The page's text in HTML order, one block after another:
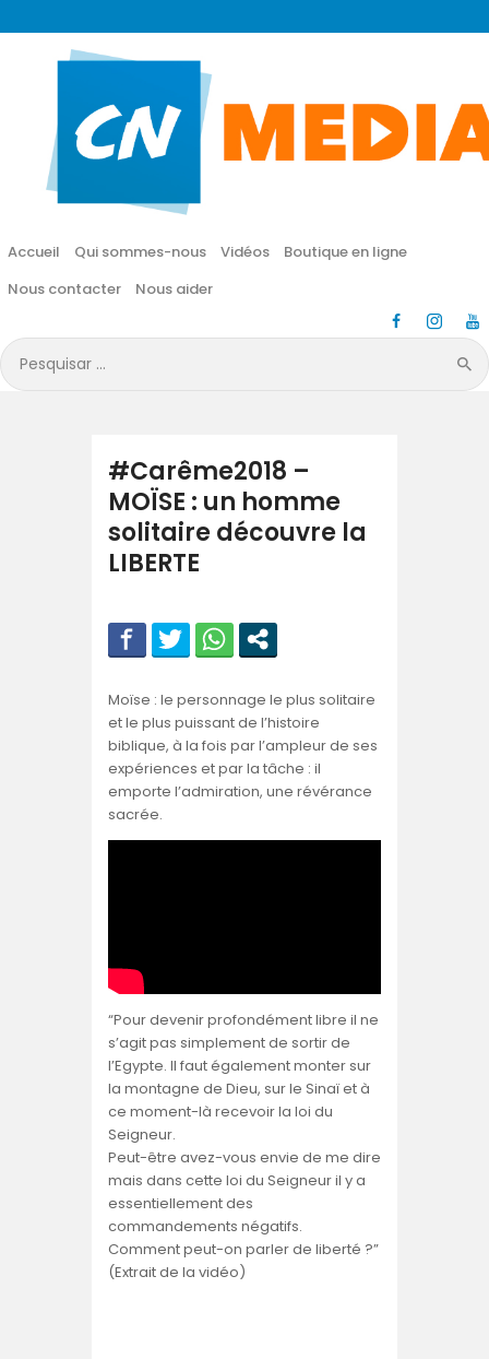
Accueil Qui sommes-nous Vidéos
Boutique en ligne
Nous contacter
Nous aider
Pesquisar
por:
CN MÉDIA
Une vie nouvelle en JESUS !
Accueil
Vidéos
Boutique en ligne
Nous aider
#Carême2018 –
MOÏSE : un homme
solitaire découvre la
LIBERTE
Moïse : le personnage le plus solitaire
et le plus puissant de l’histoire
biblique, à la fois par l’ampleur de ses
expériences et par la tâche : il
emporte l’admiration, une révérance
sacrée.
“Pour devenir profondément libre il ne
s’agit pas simplement de sortir de
l’Egypte. Il faut également monter sur
la montagne de Dieu, sur le Sinaï et à
ce moment-là recevoir la loi du
Seigneur.
Peut-être avez-vous envie de me dire
mais dans cette loi du Seigneur il y a
essentiellement des
commandements négatifs.
Comment peut-on parler de liberté ?”
(Extrait de la vidéo)